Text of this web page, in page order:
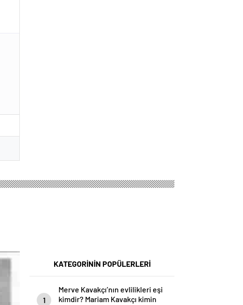
KATEGORİNİN POPÜLERLERİ
1
Merve Kavakçı’nın evlilikleri eşi
kimdir? Mariam Kavakçı kimin